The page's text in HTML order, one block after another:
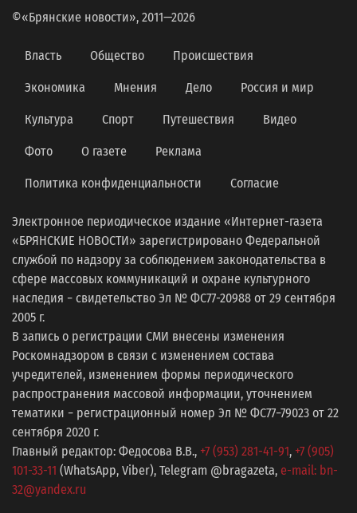
©«Брянские новости», 2011—2026
Власть Общество Происшествия
Экономика Мнения Дело Россия и мир
Культура Спорт Путешествия Видео
Фото О газете Реклама
Политика конфиденциальности Согласие
Электронное периодическое издание «Интернет-газета
«БРЯНСКИЕ НОВОСТИ» зарегистрировано Федеральной
службой по надзору за соблюдением законодательства в
сфере массовых коммуникаций и охране культурного
наследия − свидетельство Эл № ФС77-20988 от 29 сентября
2005 г.
В запись о регистрации СМИ внесены изменения
Роскомнадзором в связи с изменением состава
учредителей, изменением формы периодического
распространения массовой информации, уточнением
тематики − регистрационный номер Эл № ФС77−79023 от 22
сентября 2020 г.
Главный редактор: Федосова В.В., +7 (953) 281-41-91, +7 (905)
101-33-11 (WhatsApp, Viber), Telegram @bragazeta, e-mail: bn-
32@yandex.ru